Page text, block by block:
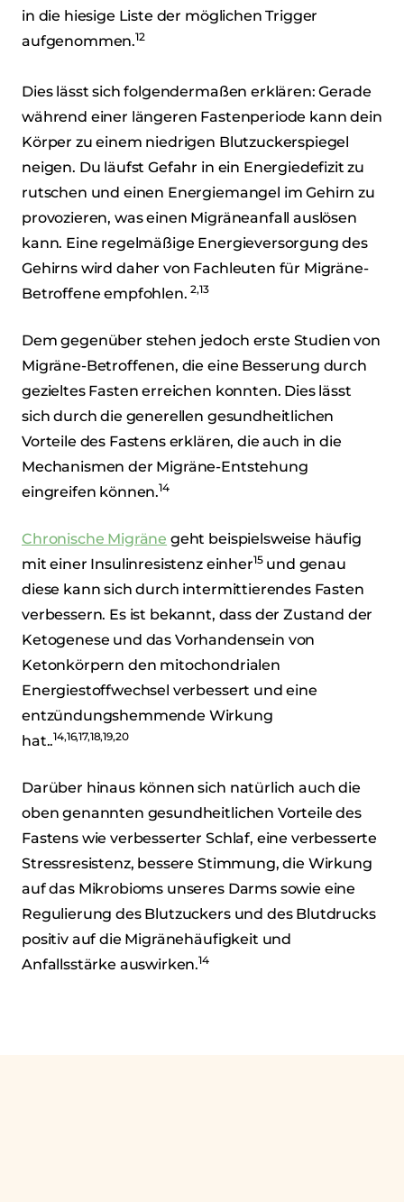
in die hiesige Liste der möglichen Trigger
aufgenommen.12
Dies lässt sich folgendermaßen erklären: Gerade
während einer längeren Fastenperiode kann dein
Körper zu einem niedrigen Blutzuckerspiegel
neigen. Du läufst Gefahr in ein Energiedefizit zu
rutschen und einen Energiemangel im Gehirn zu
provozieren, was einen Migräneanfall auslösen
kann. Eine regelmäßige Energieversorgung des
Gehirns wird daher von Fachleuten für Migräne-
Betroffene empfohlen.2,13
Dem gegenüber stehen jedoch erste Studien von
Migräne-Betroffenen, die eine Besserung durch
gezieltes Fasten erreichen konnten. Dies lässt
sich durch die generellen gesundheitlichen
Vorteile des Fastens erklären, die auch in die
Mechanismen der Migräne-Entstehung
eingreifen können.14
Chronische Migräne geht beispielsweise häufig
mit einer Insulinresistenz einher15und genau
diese kann sich durch intermittierendes Fasten
verbessern. Es ist bekannt, dass der Zustand der
Ketogenese und das Vorhandensein von
Ketonkörpern den mitochondrialen
Energiestoffwechsel verbessert und eine
entzündungshemmende Wirkung
hat..14,16,17,18,19,20
Darüber hinaus können sich natürlich auch die
oben genannten gesundheitlichen Vorteile des
Fastens wie verbesserter Schlaf, eine verbesserte
Stressresistenz, bessere Stimmung, die Wirkung
auf das Mikrobioms unseres Darms sowie eine
Regulierung des Blutzuckers und des Blutdrucks
positiv auf die Migränehäufigkeit und
Anfallsstärke auswirken.14